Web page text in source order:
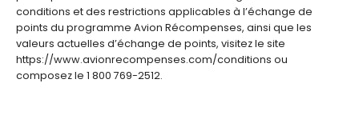
conditions et des restrictions applicables à l’échange de
points du programme Avion Récompenses, ainsi que les
valeurs actuelles d’échange de points, visitez le site
https://www.avionrecompenses.com/conditions ou
composez le 1 800 769-2512.